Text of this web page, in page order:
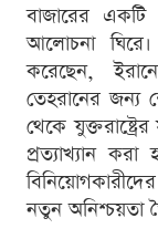
বাজারের একটি
আলোচনা ঘিরে।
করেছেন,
তেহরানের জন্য
থেকে
প্রত্যাখ্যান
নতুন অনিশ্চয়তা